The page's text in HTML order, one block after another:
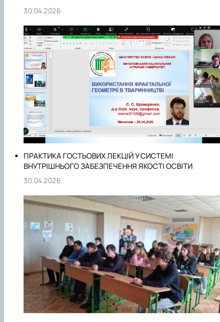
30.04.2026
ПРАКТИКА ГОСТЬОВИХ ЛЕКЦІЙ У СИСТЕМІ
ВНУТРІШНЬОГО ЗАБЕЗПЕЧЕННЯ ЯКОСТІ ОСВІТИ
30.04.2026